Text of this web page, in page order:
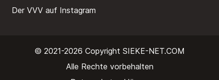
Der VVV auf Instagram
© 2021-2026 Copyright SIEKE-NET.COM
Alle Rechte vorbehalten